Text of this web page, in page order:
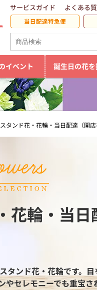
サービスガイド よくある
当日配達特急便
イベント 誕生日の花を
スタンド花・花輪・当日配達（開店
花輪・当日
タンド花・花輪です。
やセレモニーでも重宝さ